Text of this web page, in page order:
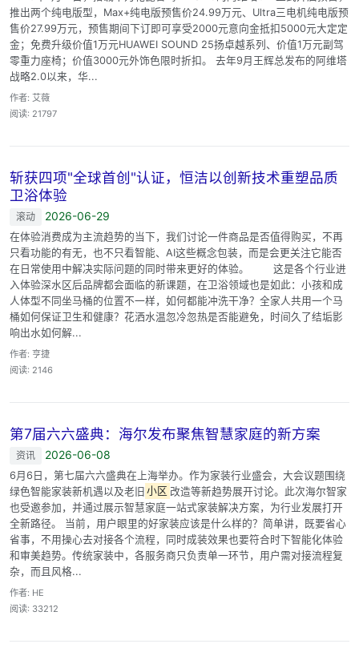
推出两个纯电版型，Max+纯电版预售价24.99万元、Ultra三电机纯电版预
售价27.99万元，预售期间下订即可享受2000元意向金抵扣5000元大定定
金；免费升级价值1万元HUAWEI SOUND 25扬卓越系列、价值1万元副驾
零重力座椅；价值3000元外饰色限时折扣。 去年9月王辉总发布的阿维塔
战略2.0以来，华...
作者: 艾薇
阅读: 21797
斩获四项"全球首创"认证，恒洁以创新技术重塑品质
卫浴体验
滚动 2026-06-29
在体验消费成为主流趋势的当下，我们讨论一件商品是否值得购买，不再
只看功能的有无，也不只看智能、AI这些概念包装，而是会更关注它能否
在日常使用中解决实际问题的同时带来更好的体验。 这是各个行业进
入体验深水区后品牌都会面临的新课题，在卫浴领域也是如此：小孩和成
人体型不同坐马桶的位置不一样，如何都能冲洗干净？全家人共用一个马
桶如何保证卫生和健康？花洒水温忽冷忽热是否能避免，时间久了结垢影
响出水如何解...
作者: 亨捷
阅读: 2146
第7届六六盛典：海尔发布聚焦智慧家庭的新方案
资讯 2026-06-08
6月6日，第七届六六盛典在上海举办。作为家装行业盛会，大会议题围绕
绿色智能家装新机遇以及老旧 小区 改造等新趋势展开讨论。此次海尔智家
也受邀参加，并通过展示智慧家庭一站式家装解决方案，为行业发展打开
全新路径。 当前，用户眼里的好家装应该是什么样的？简单讲，既要省心
省事，不用操心去对接各个流程，同时成装效果也要符合时下智能化体验
和审美趋势。传统家装中，各服务商只负责单一环节，用户需对接流程复
杂，而且风格...
作者: HE
阅读: 33212